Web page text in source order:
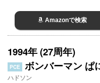
Amazonで検索
1994年 (27周年)
PCE ボンバーマン ぱ
ハドソン